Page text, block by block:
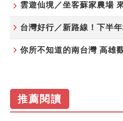
雲遊仙境／坐客蘇家農場
你所不知道的南台灣 高雄
推薦閱讀